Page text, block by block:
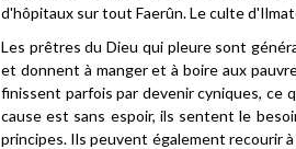
d'hôpitaux sur tout Faerûn. Le culte
Les prêtres du Dieu qui pleure sont
et donnent à manger et à boire aux
finissent parfois par devenir cyniques, ce
cause est sans espoir, ils sentent le
principes. Ils peuvent également recourir